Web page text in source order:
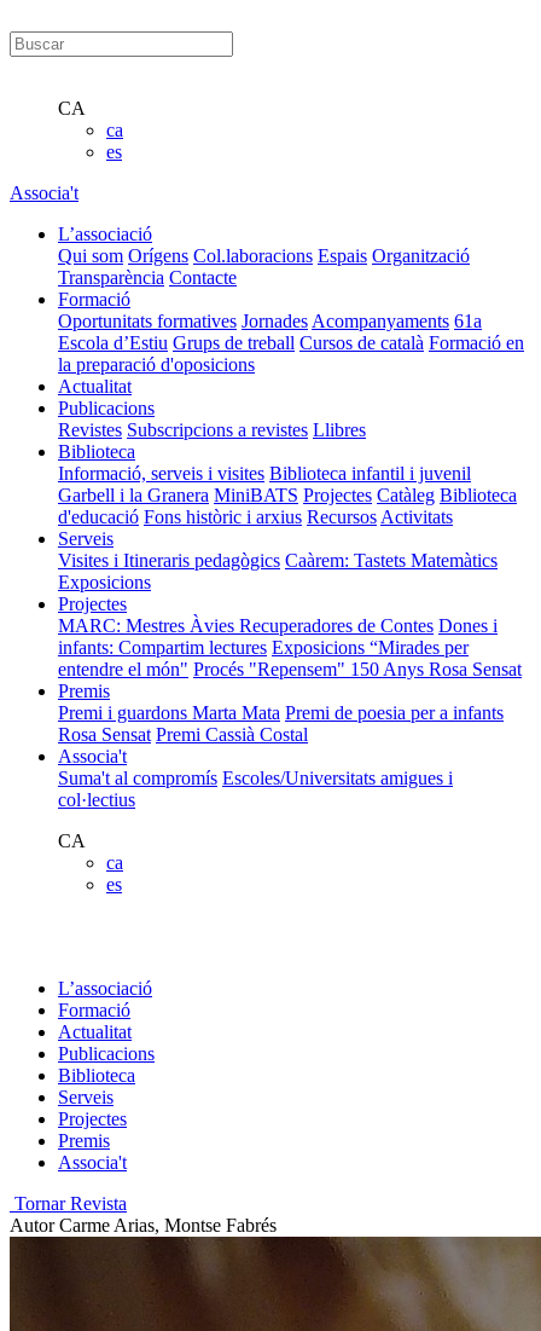
CA
ca
es
Associa't
L’associació
Qui som Orígens Col.laboracions Espais Organització
Transparència Contacte
Formació
Oportunitats formatives Jornades Acompanyaments 61a
Escola d’Estiu Grups de treball Cursos de català Formació en
la preparació d'oposicions
Actualitat
Publicacions
Revistes Subscripcions a revistes Llibres
Biblioteca
Informació, serveis i visites Biblioteca infantil i juvenil
Garbell i la Granera MiniBATS Projectes Catàleg Biblioteca
d'educació Fons històric i arxius Recursos Activitats
Serveis
Visites i Itineraris pedagògics Caàrem: Tastets Matemàtics
Exposicions
Projectes
MARC: Mestres Àvies Recuperadores de Contes Dones i
infants: Compartim lectures Exposicions “Mirades per
entendre el món" Procés "Repensem" 150 Anys Rosa Sensat
Premis
Premi i guardons Marta Mata Premi de poesia per a infants
Rosa Sensat Premi Cassià Costal
Associa't
Suma't al compromís Escoles/Universitats amigues i
col·lectius
CA
ca
es
L’associació
Formació
Actualitat
Publicacions
Biblioteca
Serveis
Projectes
Premis
Associa't
Tornar Revista
Autor Carme Arias, Montse Fabrés